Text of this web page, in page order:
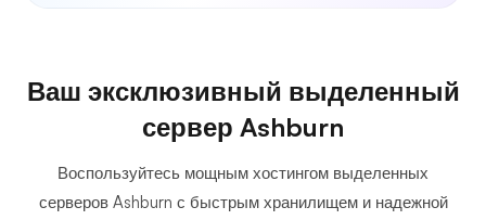
Ваш эксклюзивный выделенный
сервер Ashburn
Воспользуйтесь мощным хостингом выделенных
серверов Ashburn с быстрым хранилищем и надежной